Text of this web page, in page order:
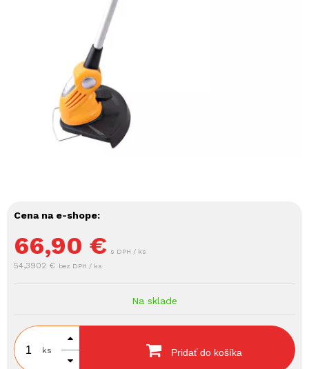
Cena na e-shope:
66,90 € s DPH / ks
54,3902 € bez DPH / ks
Na sklade
ks Pridať do košíka